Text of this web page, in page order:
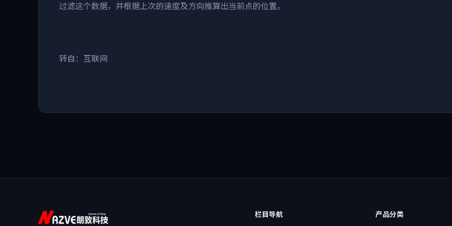
过滤这个数据，并根据上次的速度及方向推算出当前点的位置。
转自：互联网
栏目导航 产品分类